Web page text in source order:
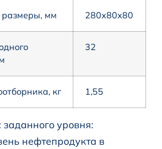
размеры, мм 280х80х80
32
кг 1,55
уровня:
нефтепродукта в